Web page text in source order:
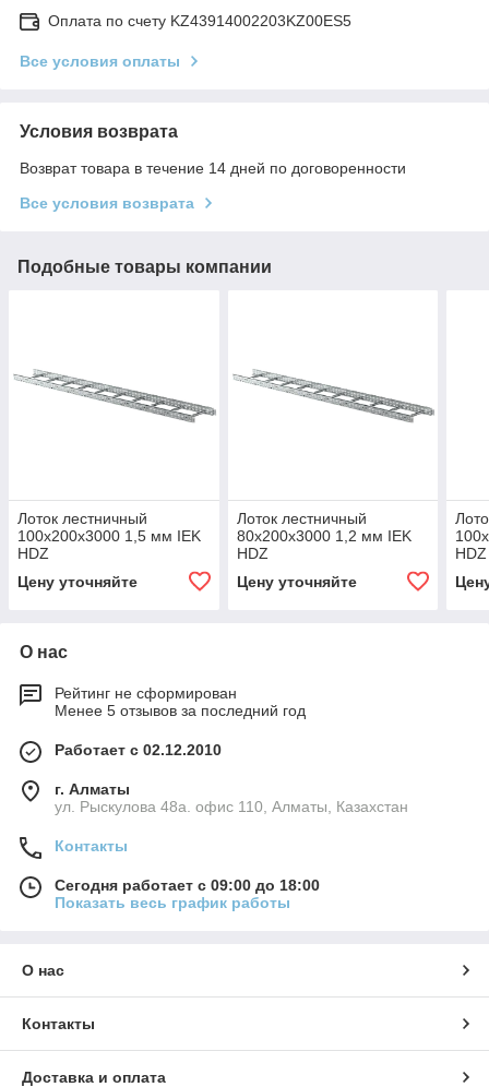
Оплата по счету KZ43914002203KZ00ES5
Все условия оплаты
Условия возврата
Возврат товара в течение 14 дней по договоренности
Все условия возврата
Подобные товары компании
Лоток лестничный
100х200х3000 1,5 мм IEK
HDZ
Цену уточняйте
Лоток лестничный
80х200х3000 1,2 мм IEK
HDZ
Цену уточняйте
HDZ
О нас
Рейтинг не сформирован
Менее 5 отзывов за последний год
Работает с 02.12.2010
г. Алматы
ул. Рыскулова 48а. офис 110, Алматы, Казахстан
Контакты
Сегодня работает с 09:00 до 18:00
Показать весь график работы
О нас
Контакты
Доставка и оплата